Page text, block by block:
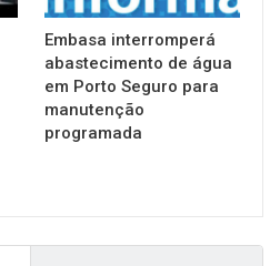
Embasa interromperá
abastecimento de água
em Porto Seguro para
manutenção
programada